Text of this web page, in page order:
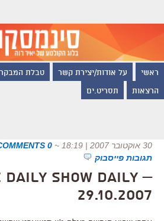
ראשי על אודות/יצירת קשר טבלת
הרצאות תסריט.ים
30 אוקטובר 2007 | 18:19 ~
0 COMMENTS
תגובות פייסבוק
Daily Show Daily –
29.10.2007